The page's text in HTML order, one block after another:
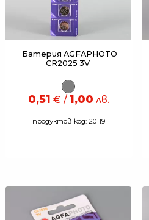
Батерия AGFAPHOTO
CR2025 3V
0,51 € / 1,00 лв.
продуктов код: 20119